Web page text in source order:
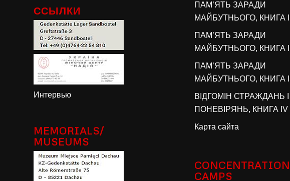
ССЫЛКИ
Интервью
MEMORIALS/
MUSEUMS
ПАМ’ЯТЬ ЗАРАДИ
МАЙБУТНЬОГО, КНИГА I
ПАМ’ЯТЬ ЗАРАДИ
МАЙБУТНЬОГО, КНИГА II
ПАМ’ЯТЬ ЗАРАДИ
МАЙБУТНЬОГО, КНИГА III
ВІДГОМІН СТРАЖДАНЬ І
ПОНЕВІРЯНЬ, КНИГА IV
Карта сайта
CONCENTRATION
CAMPS